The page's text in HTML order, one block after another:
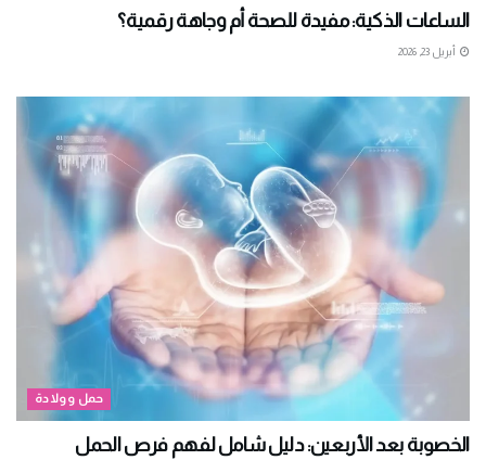
الساعات الذكية: مفيدة للصحة أم وجاهة رقمية؟
أبريل 23, 2026
حمل وولادة
الخصوبة بعد الأربعين: دليل شامل لفهم فرص الحمل